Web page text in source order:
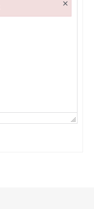
×